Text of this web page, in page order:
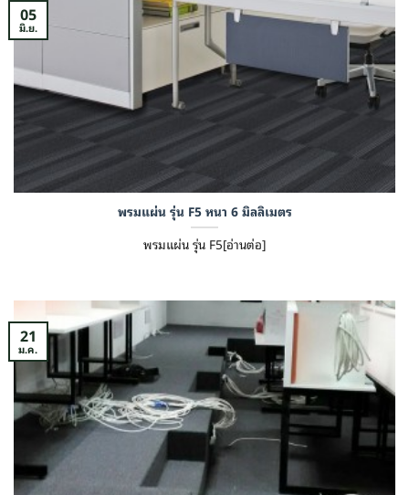
พรมแผ่น รุ่น F5 หนา 6 มิลลิเมตร
พรมแผ่น รุ่น F5[อ่านต่อ]
05
มิ.ย.
21
ม.ค.